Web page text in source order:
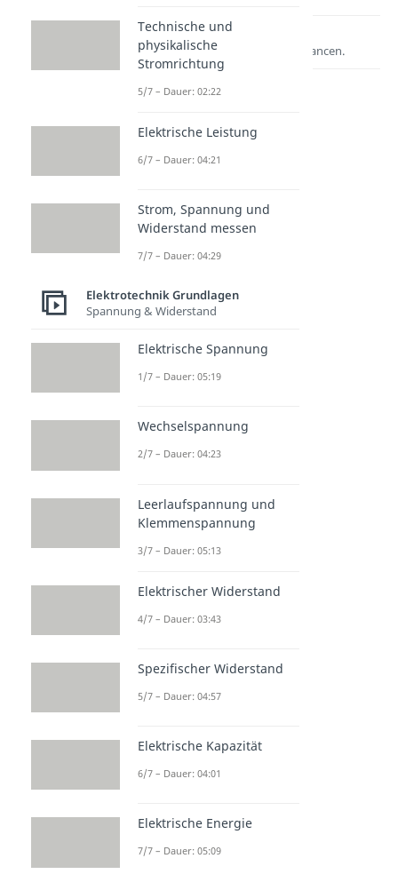
Lernen lohnt sich!
Entdecke hier deine Chancen.
Weitere Inhalte:
Grundlagen
Halbleiter & Dioden
NPN Transistor
PNP Transistor
Dauer: 04:36
Diode
Dauer: 04:49
Technische und
physikalische
Stromrichtung
5/7 – Dauer: 02:22
Elektrische Leistung
6/7 – Dauer: 04:21
Strom, Spannung und
Widerstand messen
7/7 – Dauer: 04:29
Elektrotechnik Grundlagen
Spannung & Widerstand
Elektrische Spannung
1/7 – Dauer: 05:19
Wechselspannung
2/7 – Dauer: 04:23
Leerlaufspannung und
Klemmenspannung
3/7 – Dauer: 05:13
Elektrischer Widerstand
4/7 – Dauer: 03:43
Spezifischer Widerstand
5/7 – Dauer: 04:57
Elektrische Kapazität
6/7 – Dauer: 04:01
Elektrische Energie
7/7 – Dauer: 05:09